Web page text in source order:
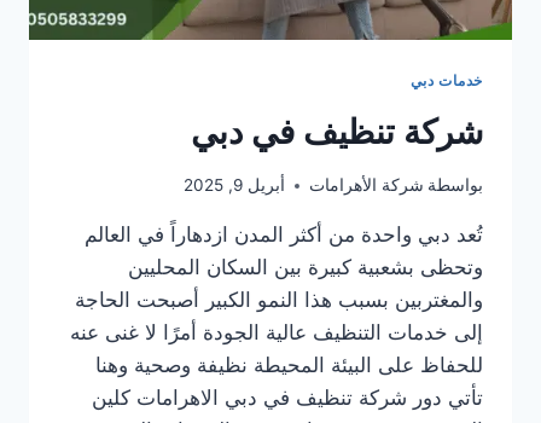
خدمات دبي
شركة تنظيف في دبي
بواسطة شركة الأهرامات أبريل 9, 2025
تُعد دبي واحدة من أكثر المدن ازدهاراً في العالم
وتحظى بشعبية كبيرة بين السكان المحليين
والمغتربين بسبب هذا النمو الكبير أصبحت الحاجة
إلى خدمات التنظيف عالية الجودة أمرًا لا غنى عنه
للحفاظ على البيئة المحيطة نظيفة وصحية وهنا
تأتي دور شركة تنظيف في دبي الاهرامات كلين